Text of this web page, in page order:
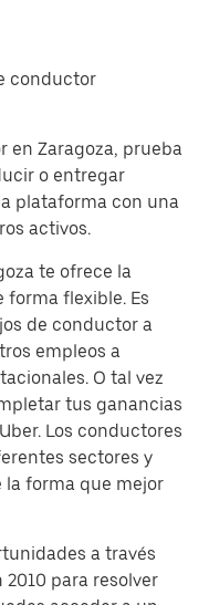
conductor
en Zaragoza, prueba
o entregar
plataforma con una
activos.
te ofrece la
flexible. Es
de conductor a
empleos a
O tal vez
tus ganancias
Los conductores
sectores y
la forma que mejor
a través
para resolver